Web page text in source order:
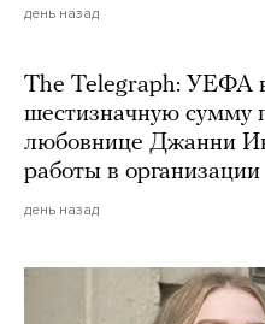
день назад
The Telegraph: УЕФА
шестизначную сумму
любовнице Джанни
работы в организации
день назад